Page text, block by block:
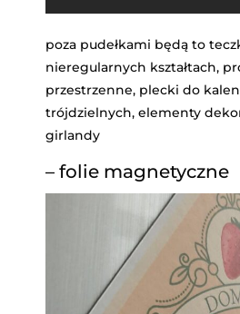
poza pudełkami będą to
nieregularnych kształtach,
przestrzenne, plecki do
trójdzielnych, elementy
girlandy
– folie magnetyczne